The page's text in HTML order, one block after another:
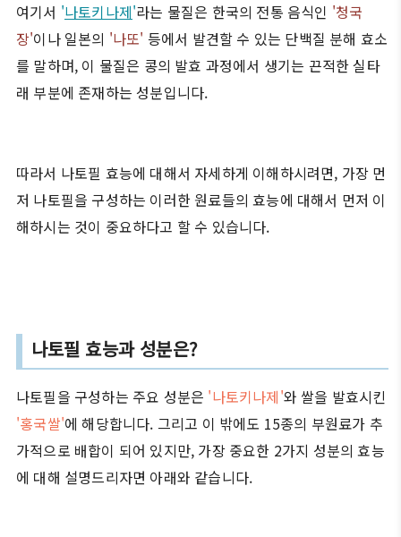
여기서 '나토키나제'라는 물질은 한국의 전통 음식인 '청국
장'이나 일본의 '나또' 등에서 발견할 수 있는 단백질 분해 효소
를 말하며, 이 물질은 콩의 발효 과정에서 생기는 끈적한 실타
래 부분에 존재하는 성분입니다.
따라서 나토필 효능에 대해서 자세하게 이해하시려면, 가장 먼
저 나토필을 구성하는 이러한 원료들의 효능에 대해서 먼저 이
해하시는 것이 중요하다고 할 수 있습니다.
나토필 효능과 성분은?
나토필을 구성하는 주요 성분은 '나토키나제'와 쌀을 발효시킨
'홍국쌀'에 해당합니다. 그리고 이 밖에도 15종의 부원료가 추
가적으로 배합이 되어 있지만, 가장 중요한 2가지 성분의 효능
에 대해 설명드리자면 아래와 같습니다.